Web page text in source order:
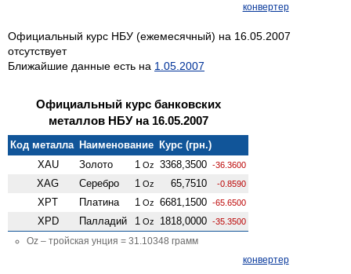
конвертер
Официальный курс НБУ (ежемесячный) на 16.05.2007
отсутствует
Ближайшие данные есть на 1.05.2007
Официальный курс банковских
металлов НБУ на 16.05.2007
Код металла Наименование Курс (грн.)
XAU
Золото 1 Oz 3368,3500 -36.3600
XAG Серебро 1 Oz 65,7510 -0.8590
XPT Платина 1 Oz 6681,1500 -65.6500
XPD Палладий 1 Oz 1818,0000 -35.3500
Oz – тройская унция = 31.10348 грамм
конвертер